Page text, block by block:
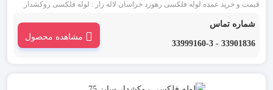
قیمت و خرید عمده لوله فلکسی رهورد خراسان لاله زار : لوله فلکسی روکشدار
خرطومی فلزی که به آن ها تیپ FC1P نیز گفته می شود، برای محافظت سیم و
شماره تماس
33901836 - 33999160-3
مشاهده محصول